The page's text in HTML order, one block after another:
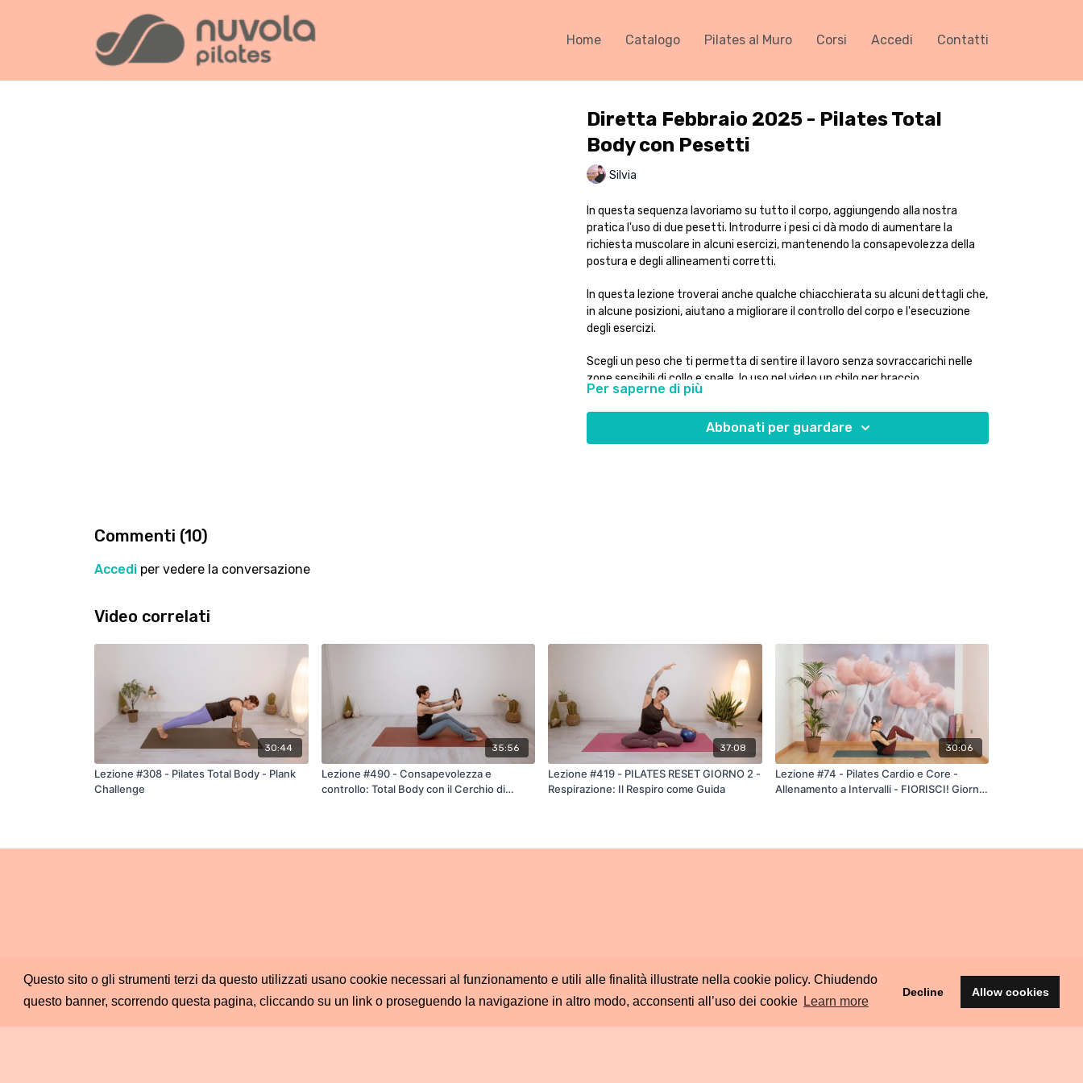
Questo sito o gli strumenti terzi da questo utilizzati usano cookie necessari al funzionamento e utili alle finalità illustrate nella cookie policy. Chiudendo
questo banner, scorrendo questa pagina, cliccando su un link o proseguendo la navigazione in altro modo, acconsenti all’uso dei cookie Learn more
Decline Allow cookies
Home Catalogo Pilates al Muro Corsi Accedi Contatti
Diretta Febbraio 2025 - Pilates Total
Body con Pesetti
Silvia
In questa sequenza lavoriamo su tutto il corpo, aggiungendo alla nostra
pratica l'uso di due pesetti. Introdurre i pesi ci dà modo di aumentare la
richiesta muscolare in alcuni esercizi, mantenendo la consapevolezza della
postura e degli allineamenti corretti.
In questa lezione troverai anche qualche chiacchierata su alcuni dettagli che,
in alcune posizioni, aiutano a migliorare il controllo del corpo e l'esecuzione
degli esercizi.
Scegli un peso che ti permetta di sentire il lavoro senza sovraccarichi nelle
zone sensibili di collo e spalle. Io uso nel video un chilo per braccio.
Sentiti in libertà di lavorare a corpo libero, senza pesi, e di rallentare o
fermarsi se ne avvertì il bisogno. Ascolta il tuo corpo.
Per saperne di più
Abbonati per guardare
Commenti (10)
Accedi per vedere la conversazione
Video correlati
30:44
Lezione #308 - Pilates Total Body - Plank
Challenge
35:56
Lezione #490 - Consapevolezza e
controllo: Total Body con il Cerchio di
37:08
Lezione #419 - PILATES RESET GIORNO 2 -
Respirazione: Il Respiro come Guida
30:06
Lezione #74 - Pilates Cardio e Core -
Allenamento a Intervalli - FIORISCI! Giorno